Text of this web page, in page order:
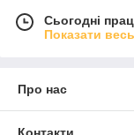
Сьогодні
Показати
Про нас